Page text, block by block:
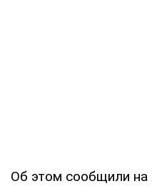
Об этом сообщили на